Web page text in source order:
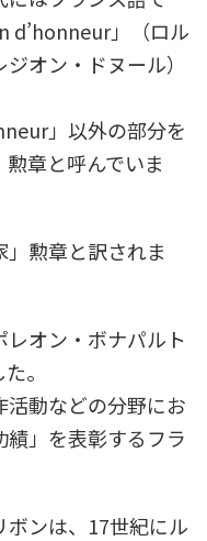
d’honneur」（ロル
オン・ドヌール）
」以外の部分を
章と呼んでいま
勲章と訳されま
オン・ボナパルト
。
動などの分野にお
」を表彰するフラ
ボンは、17世紀にル